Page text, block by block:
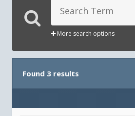
More search options
Found 3 results